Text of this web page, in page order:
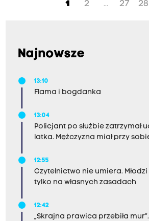
spokojnie spać, otworzyć okna,
1 2 ... 27 28
Najnowsze
13:10
Flama i bogdanka
13:04
Policjant po służbie zatrzymał
latka. Mężczyzna miał przy
12:55
Czytelnictwo nie umiera.
tylko na własnych zasadach
12:42
„Skrajna prawica przebiła